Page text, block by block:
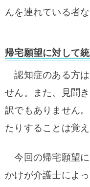
んを連れている者
帰宅願望に対して
認知症のある方は
せん。また、見聞
訳でもありません
たりすることは覚
今回の帰宅願望
かけが介護士によ